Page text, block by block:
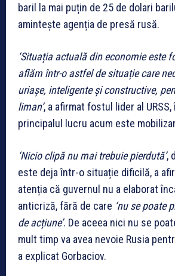
baril la mai puțin de 25 de dolari
amintește agenția de presă rusă.
‘Situația actuală din economie este
aflăm într-o astfel de situație care
uriașe, inteligente și constructive,
liman’, a afirmat fostul lider al
principalul lucru acum este
‘Nicio clipă nu mai trebuie pierdută’,
este deja într-o situație dificilă, a
atenția că guvernul nu a elaborat
anticriză, fără de care ‘nu se poate
de acțiune’. De aceea nici nu se
mult timp va avea nevoie Rusia
a explicat Gorbaciov.